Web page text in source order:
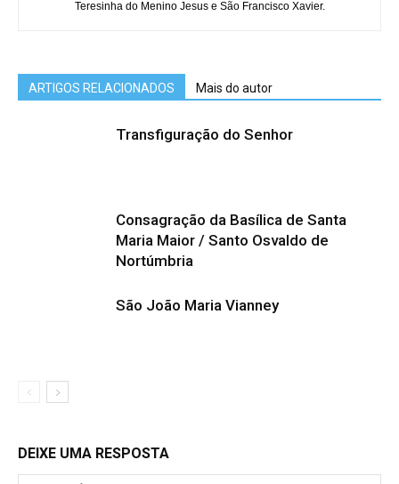
Teresinha do Menino Jesus e São Francisco Xavier.
ARTIGOS RELACIONADOS Mais do autor
Transfiguração do Senhor
Consagração da Basílica de Santa
Maria Maior / Santo Osvaldo de
Nortúmbria
São João Maria Vianney
DEIXE UMA RESPOSTA